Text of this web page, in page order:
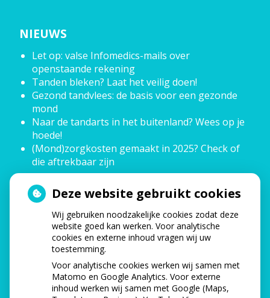
NIEUWS
Let op: valse Infomedics-mails over
openstaande rekening
Tanden bleken? Laat het veilig doen!
Gezond tandvlees: de basis voor een gezonde
mond
Naar de tandarts in het buitenland? Wees op je
hoede!
(Mond)zorgkosten gemaakt in 2025? Check of
die aftrekbaar zijn
HOE GEZOND IS JE MOND?
Deze website gebruikt cookies
Wij gebruiken noodzakelijke cookies zodat deze
website goed kan werken. Voor analytische
cookies en externe inhoud vragen wij uw
toestemming.
Voor analytische cookies werken wij samen met
Matomo en Google Analytics. Voor externe
inhoud werken wij samen met Google (Maps,